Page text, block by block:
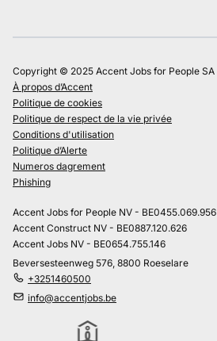
Copyright © 2025 Accent Jobs for People SA
À propos d’Accent
Politique de cookies
Politique de respect de la vie privée
Conditions d'utilisation
Politique d’Alerte
Numeros dagrement
Phishing
Accent Jobs for People NV - BE0455.069.956
Accent Construct NV - BE0887.120.626
Accent Jobs NV - BE0654.755.146
Beversesteenweg 576, 8800 Roeselare
+3251460500
info@accentjobs.be